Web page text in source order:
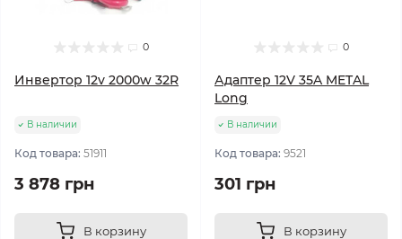
0
Инвертор 12v 2000w 32R
В наличии
Код товара: 51911
3 878 грн
В корзину
0
Адаптер 12V 35A METAL
Long
В наличии
Код товара: 9521
301 грн
В корзину